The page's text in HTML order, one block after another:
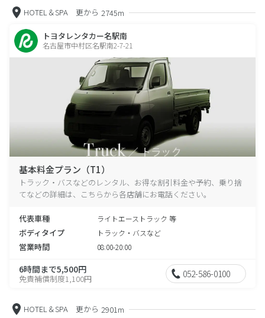
HOTEL＆SPA 更から 2745m
トヨタレンタカー名駅南
名古屋市中村区名駅南2-7-21
基本料金プラン（T1）
トラック・バスなどのレンタル、お得な割引料金や予約、乗り捨
てなどの詳細は、こちらから各店舗にお電話ください。
代表車種 ライトエーストラック 等
ボディタイプ トラック・バスなど
営業時間 08:00-20:00
6時間まで5,500円
免責補償制度1,100円 052-586-0100
HOTEL＆SPA 更から 2901m